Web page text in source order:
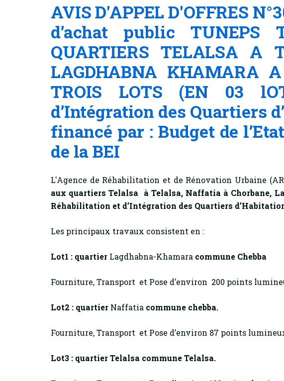
AVIS D'APPEL D'OFFRES
d’achat public TUNEPS
QUARTIERS TELALSA A
LAGDHABNA KHAMARA
TROIS LOTS (EN 03
d’Intégration des Quartiers
financé par : Budget de
de la BEI
L'Agence de Réhabilitation et de Rénovation Urbaine
aux quartiers Telalsa à Telalsa, Naffatia à Chorbane,
Réhabilitation et d’Intégration des Quartiers
Les principaux travaux consistent en :
Lot1 : quartier Lagdhabna-Khamara commune Chebba
Fourniture, Transport et Pose d’environ 200 points
Lot2 : quartier Naffatia commune chebba.
Fourniture, Transport et Pose d’environ 87 points
Lot3 : quartier Telalsa commune Telalsa.